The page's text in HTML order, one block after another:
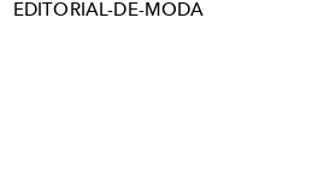
EDITORIAL-DE-MODA